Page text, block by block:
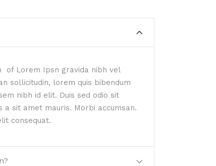
of Lorem Ipsn gravida nibh vel
sollicitudin, lorem quis bibendum
nibh id elit. Duis sed odio sit
a sit amet mauris. Morbi accumsan.
consequat.